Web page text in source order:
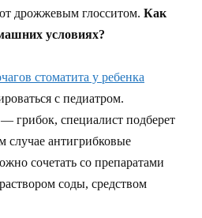
дрожжевым глосситом. Как
условиях?
стоматита у ребенка
с педиатром.
грибок, специалист подберет
случае антигрибковые
сочетать со препаратами
соды, средством